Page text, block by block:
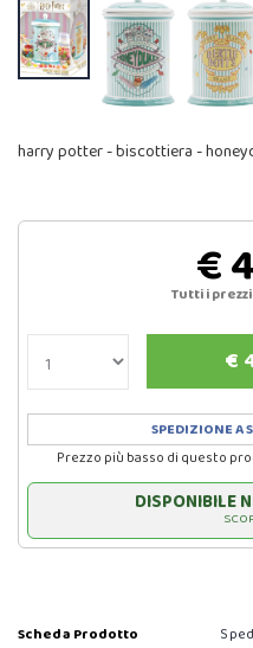
harry potter - biscottiera -
€
Tutti i
€
SPEDIZIONE A
Prezzo più basso di questo
DISPONIBILE
Scheda Prodotto